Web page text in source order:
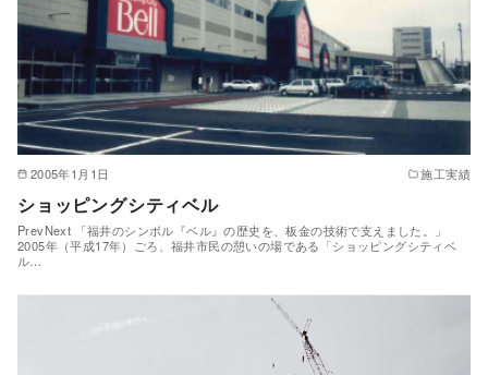
2005年1月1日 施工実績
ショッピングシティベル
PrevNext 「福井のシンボル『ベル』の歴史を、板金の技術で支えました。」
2005年（平成17年）ごろ、福井市民の憩いの場である「ショッピングシティベ
ル…